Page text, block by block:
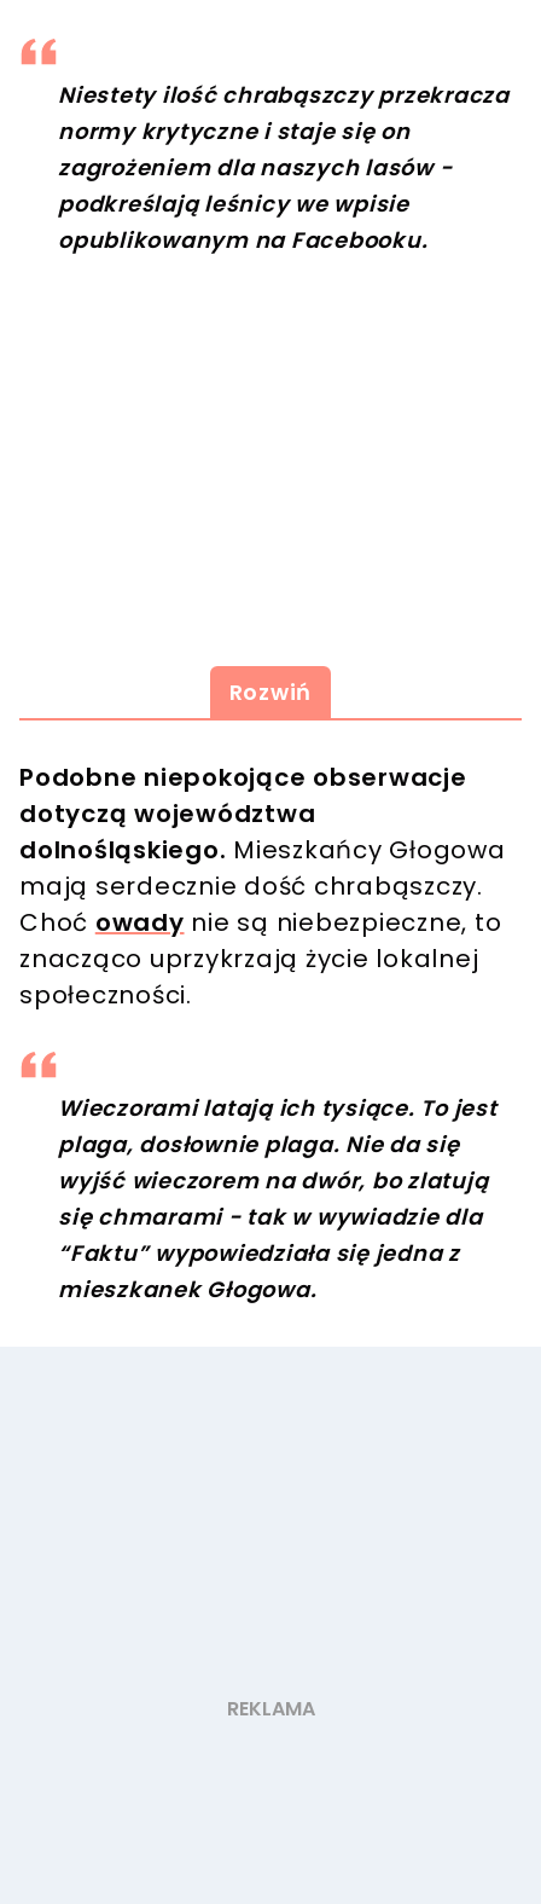
Niestety ilość chrabąszczy przekracza
normy krytyczne i staje się on
zagrożeniem dla naszych lasów -
podkreślają leśnicy we wpisie
opublikowanym na Facebooku.
Rozwiń
Podobne niepokojące obserwacje
dotyczą województwa
dolnośląskiego. Mieszkańcy Głogowa
mają serdecznie dość chrabąszczy.
Choć owady nie są niebezpieczne, to
znacząco uprzykrzają życie lokalnej
społeczności.
Wieczorami latają ich tysiące. To jest
plaga, dosłownie plaga. Nie da się
wyjść wieczorem na dwór, bo zlatują
się chmarami - tak w wywiadzie dla
“Faktu” wypowiedziała się jedna z
mieszkanek Głogowa.